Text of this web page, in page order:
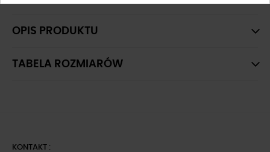
OPIS PRODUKTU
TABELA ROZMIARÓW
KONTAKT :